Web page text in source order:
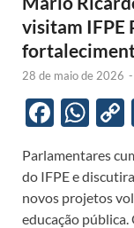
visitam IFPE
28 de maio de 2026 -
F
e
b
W
at
s
Parlamentares
do IFPE e
novos projetos
educação